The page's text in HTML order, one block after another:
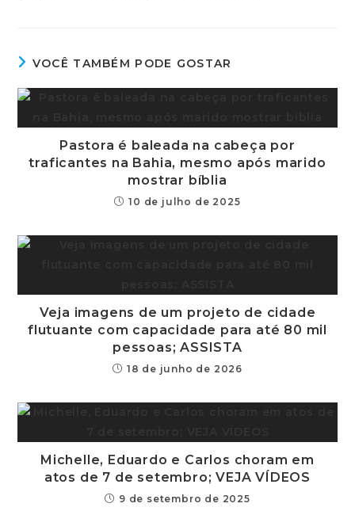
VOCÊ TAMBÉM PODE GOSTAR
Pastora é baleada na cabeça por
traficantes na Bahia, mesmo após marido
mostrar bíblia
10 de julho de 2025
Veja imagens de um projeto de cidade
flutuante com capacidade para até 80 mil
pessoas; ASSISTA
18 de junho de 2026
Michelle, Eduardo e Carlos choram em
atos de 7 de setembro; VEJA VÍDEOS
9 de setembro de 2025